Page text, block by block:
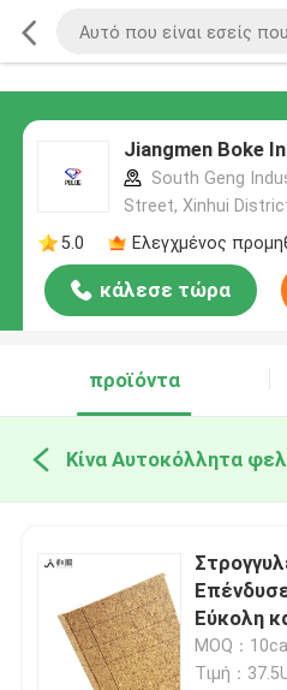
Jiangmen Boke
South Geng
Street, Xinhui
5.0
Ελεγχμένος
κάλεσε τώρα
προϊόντα
Κίνα Αυτοκόλλητα
Εύκολη
Απόδοση
MOQ：
Τιμή：